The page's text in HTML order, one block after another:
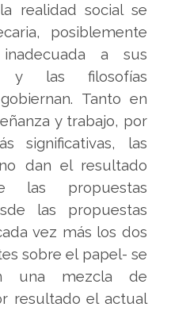
realidad social se
posiblemente
a sus
y las filosofías
Tanto en
y trabajo, por
significativas, las
dan el resultado
las propuestas
las propuestas
vez más los dos
sobre el papel- se
una mezcla de
resultado el actual